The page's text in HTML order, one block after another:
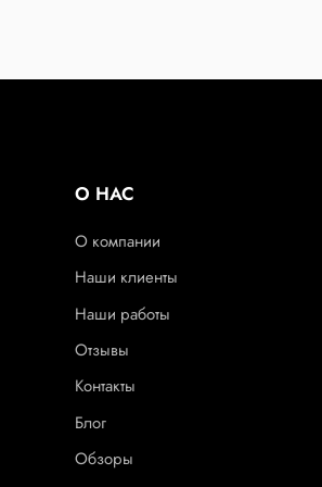
О НАС
О компании
Наши клиенты
Наши работы
Отзывы
Контакты
Блог
Обзоры